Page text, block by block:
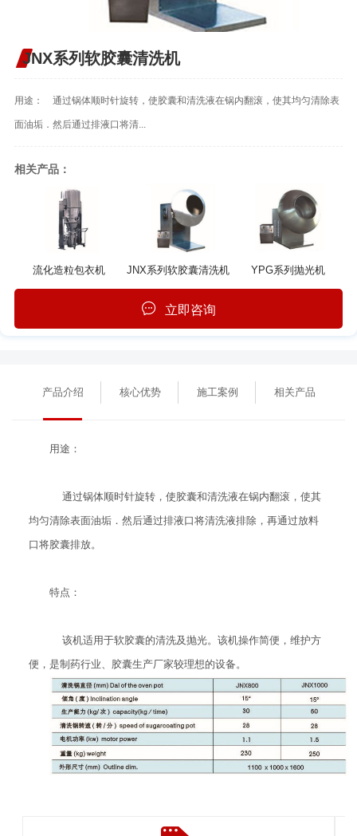
JNX系列软胶囊清洗机
用途： 通过锅体顺时针旋转，使胶囊和清洗液在锅内翻滚，使其均匀清除表
面油垢．然后通过排液口将清...
相关产品：
流化造粒包衣机 JNX系列软胶囊清洗机 YPG系列抛光机
立即咨询
产品介绍 核心优势 施工案例 相关产品
用途：
通过锅体顺时针旋转，使胶囊和清洗液在锅内翻滚，使其
均匀清除表面油垢．然后通过排液口将清洗液排除，再通过放料
口将胶囊排放。
特点：
该机适用于软胶囊的清洗及抛光。该机操作简便，维护方
便，是制药行业、胶囊生产厂家较理想的设备。